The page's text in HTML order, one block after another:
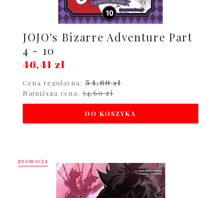
JOJO's Bizarre Adventure Part
4 - 10
46,41 zł
Cena regularna: 54,60 zł
Najniższa cena: 54,60 zł
DO KOSZYKA
promocja